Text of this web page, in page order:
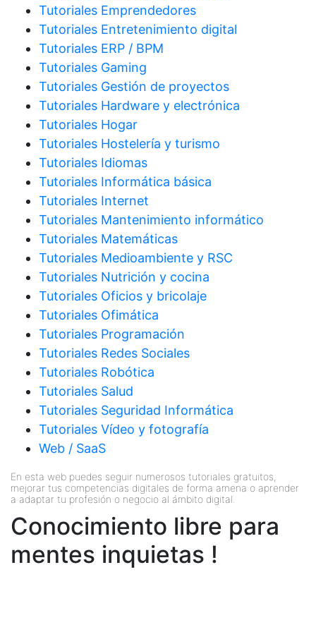
Tutoriales Emprendedores
Tutoriales Entretenimiento digital
Tutoriales ERP / BPM
Tutoriales Gaming
Tutoriales Gestión de proyectos
Tutoriales Hardware y electrónica
Tutoriales Hogar
Tutoriales Hostelería y turismo
Tutoriales Idiomas
Tutoriales Informática básica
Tutoriales Internet
Tutoriales Mantenimiento informático
Tutoriales Matemáticas
Tutoriales Medioambiente y RSC
Tutoriales Nutrición y cocina
Tutoriales Oficios y bricolaje
Tutoriales Ofimática
Tutoriales Programación
Tutoriales Redes Sociales
Tutoriales Robótica
Tutoriales Salud
Tutoriales Seguridad Informática
Tutoriales Vídeo y fotografía
Web / SaaS
En esta web puedes seguir numerosos tutoriales gratuitos,
mejorar tus competencias digitales de forma amena o aprender
a adaptar tu profesión o negocio al ámbito digital.
Conocimiento libre para
mentes inquietas !